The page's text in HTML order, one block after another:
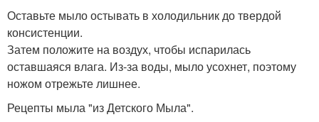
Оставьте мыло остывать в холодильник до твердой
консистенции.
Затем положите на воздух, чтобы испарилась
оставшаяся влага. Из-за воды, мыло усохнет, поэтому
ножом отрежьте лишнее.
Рецепты мыла "из Детского Мыла".